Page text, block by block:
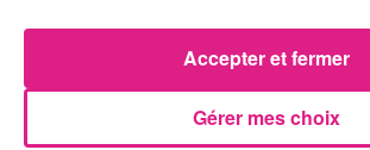
Chalets de Noël solidaires : la ville de Metz lance
Vosges : les feux d’artifice de Gérardmer sont
Gérer mes choix
Accepter et fermer